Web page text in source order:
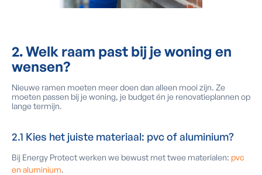
2. Welk raam past bij je woning en
wensen?
Nieuwe ramen moeten meer doen dan alleen mooi zijn. Ze
moeten passen bij je woning, je budget én je renovatieplannen op
lange termijn.
2.1 Kies het juiste materiaal: pvc of aluminium?
Bij Energy Protect werken we bewust met twee materialen: pvc
en aluminium.